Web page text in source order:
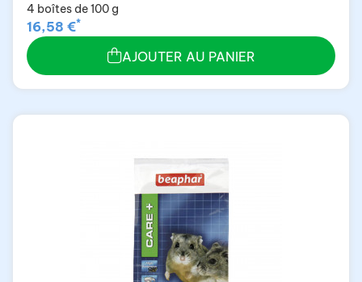
4 boîtes de 100 g
16,58 €*
AJOUTER AU PANIER